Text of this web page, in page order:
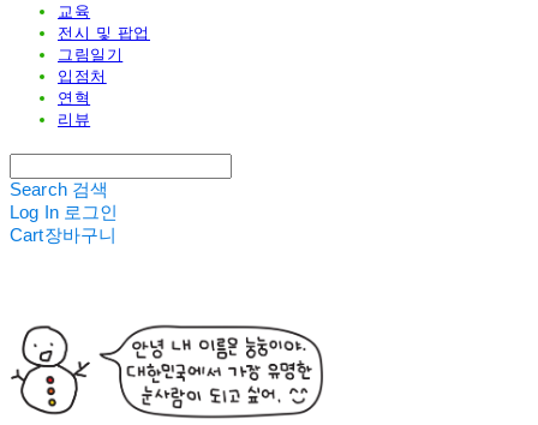
교육
전시 및 팝업
그림일기
입점처
연혁
리뷰
Search 검색
Log In 로그인
Cart장바구니